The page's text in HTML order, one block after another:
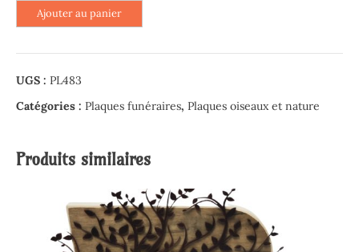
quantité
de
en
Altuglas
Ajouter au panier
UGS : PL483
Catégories : Plaques funéraires, Plaques oiseaux et nature
Produits similaires